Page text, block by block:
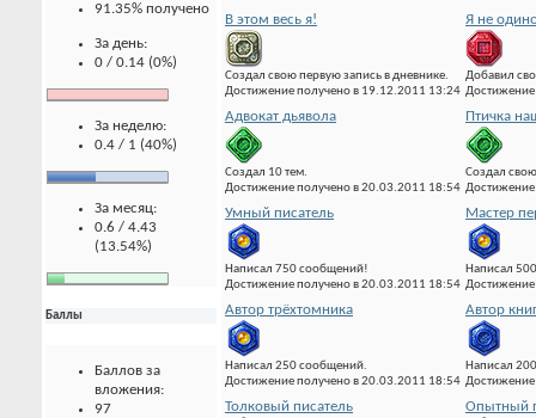
91.35% получено
За день:
0 / 0.14 (0%)
За неделю:
0.4 / 1 (40%)
За месяц:
0.6 / 4.43
(13.54%)
Баллы
Баллов за
вложения:
97
В этом весь я!
Создал свою первую запись в дневнике.
Достижение получено в 19.12.2011 13:24
Я не
Добавил
Адвокат дьявола
Создал 10 тем.
Достижение получено в 20.03.2011 18:54
Птичка
Создал
Умный писатель
Написал 750 сообщений!
Достижение получено в 20.03.2011 18:54
Мастер
Написал
Автор трёхтомника
Написал 250 сообщений.
Достижение получено в 20.03.2011 18:54
Автор
Написал
Толковый писатель Опытный